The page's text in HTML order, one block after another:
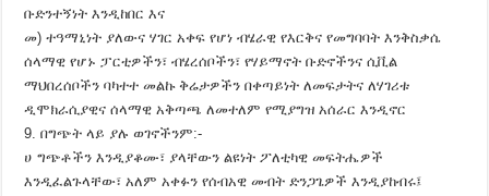
ቡድንተኝነት እንዲከበር እና
መ) ተዓማኒነት ያለውና ሃገር አቀፍ የሆነ ብሄራዊ የእርቅና የመግባባት እንቅስቃሴ
ሰላማዊ የሆኑ ፓርቲዎችን፣ ብሄረሰቦችን፣ የሃይማኖት ቡድኖችንና ሲቪል
ማህበረሰቦችን ባካተተ መልኩ ቅሬታዎችን በቀጣይነት ለመፍታትና ለሃገሪቱ
ዲሞክራሲያዊና ሰላማዊ አቅጣጫ ለመተለም የሚያግዝ አሰራር እንዲኖር
9. በግጭት ላይ ያሉ ወገኖችንም:-
ሀ ግጭቶችን እንዲያቆሙ፣ ያላቸውን ልዩነት ፖለቲካዊ መፍትሔዎች
እንዲፈልጉላቸው፣ አለም አቀፉን የሰብአዊ መብት ድንጋጌዎች እንዲያከብሩ፤